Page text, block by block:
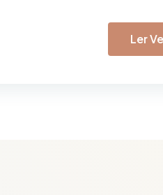
Ler